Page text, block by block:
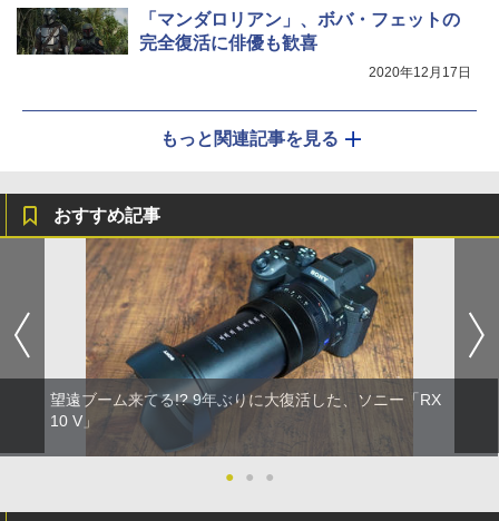
「マンダロリアン」、ボバ・フェットの
完全復活に俳優も歓喜
2020年12月17日
もっと関連記事を見る
おすすめ記事
望遠ブーム来てる!? 9年ぶりに大復活した、ソニー「RX
10 V」
● ● ●